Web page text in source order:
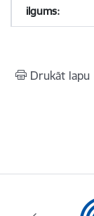
Drukāt lapu